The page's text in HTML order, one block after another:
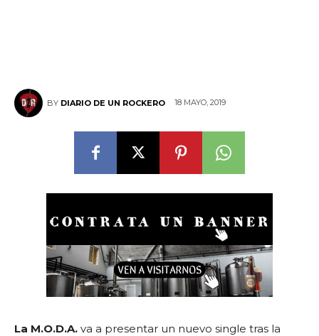
BY DIARIO DE UN ROCKERO 18 MAYO, 2019
La M.O.D.A. va a presentar un nuevo single tras la